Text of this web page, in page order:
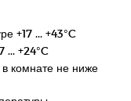
+17 ... +43°C
... +24°C
комнате не ниже